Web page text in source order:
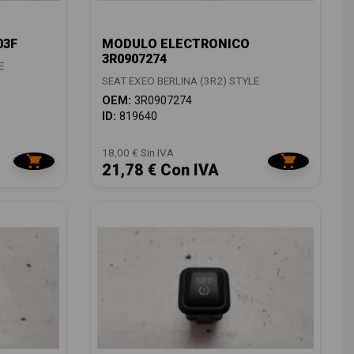
MODULO ELECTRONICO
3R0907274
SEAT EXEO BERLINA (3R2) STYLE
OEM: 3R0907274
ID: 819640
18,00 € Sin IVA
21,78 € Con IVA